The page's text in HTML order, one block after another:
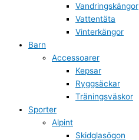
Vandringskängor
Vattentäta
Vinterkängor
Barn
Accessoarer
Kepsar
Ryggsäckar
Träningsväskor
Sporter
Alpint
Skidglasögon